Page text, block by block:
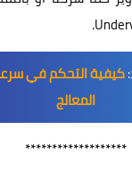
كيفية التحكم في
المعالج
*******************